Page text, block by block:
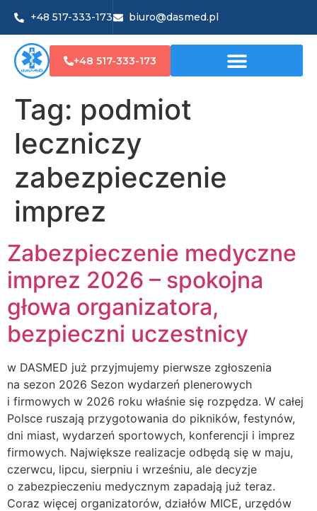
+48 517-333-173 biuro@dasmed.pl
+48 517-333-173
Tag: podmiot
leczniczy
zabezpieczenie
imprez
Zabezpieczenie medyczne
imprez 2026 – spokojna
głowa organizatora,
bezpieczni uczestnicy
w DASMED już przyjmujemy pierwsze zgłoszenia
na sezon 2026 Sezon wydarzeń plenerowych
i firmowych w 2026 roku właśnie się rozpędza. W całej
Polsce ruszają przygotowania do pikników, festynów,
dni miast, wydarzeń sportowych, konferencji i imprez
firmowych. Największe realizacje odbędą się w maju,
czerwcu, lipcu, sierpniu i wrześniu, ale decyzje
o zabezpieczeniu medycznym zapadają już teraz.
Coraz więcej organizatorów, działów MICE, urzędów